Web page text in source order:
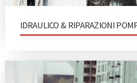
IDRAULICO & RIPARAZIONI